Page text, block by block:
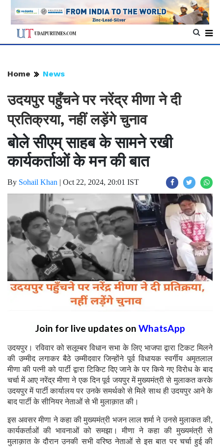
Home News
उदयपुर पहुँचने पर नरेंद्र मीणा ने दी
प्रतिक्रया, नहीं लड़ेंगे चुनाव
बोले सीएम् साहब के सामने रखी
कार्यकर्ताओं के मन की बात
By Sohail Khan | Oct 22, 2024, 20:01 IST
Join for live updates on WhatsApp
उदयपुर। रविवार को सलूम्बर विधान सभा के लिए भाजपा द्वारा टिकट मिलने
की उम्मीद लगाकर बैठे उम्मीदवार जिन्होंने पूर्व विधायक स्वर्गीय अमृतलाल
मीणा की पत्नी को पार्टी द्वारा टिकिट दिए जाने के पर किये गए विरोध के बाद
चर्चा में आए नरेंद्र मीणा ने एक दिन पूर्व जयपुर में मुख्यमंत्री से मुलाकत करके
उदयपुर में पार्टी कार्यालय पर उनके समर्थको से मिले साथ ही उदयपुर आने के
बाद पार्टी के सीनियर नेताओं से भी मुलाक़ात की।
इस अवसर मीणा ने कहा की मुख्यमंत्री भजन लाल शर्मा ने उनसे मुलाकत की,
कार्यकर्ताओं की भावनाओं को समझा। मीणा ने कहा की मुख्यमंत्री से
मुलाक़ात के दौरान उनकी सभी वरिष्ठ नेताओं से इस बात पर चर्चा हुई की